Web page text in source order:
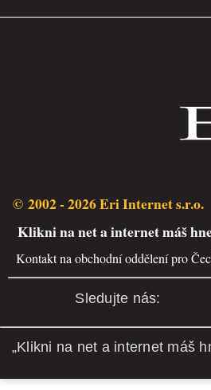
© 2002 - 2026 Eri Internet s.r.o.
Klikni na net a internet máš
Kontakt na obchodní oddělení pro
Sledujte nás:
„Klikni na net a internet máš